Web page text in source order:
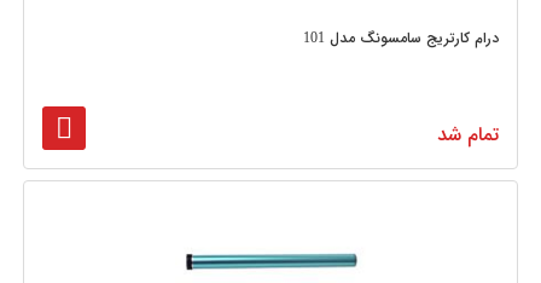
درام کارتریج سامسونگ مدل 101
تمام شد